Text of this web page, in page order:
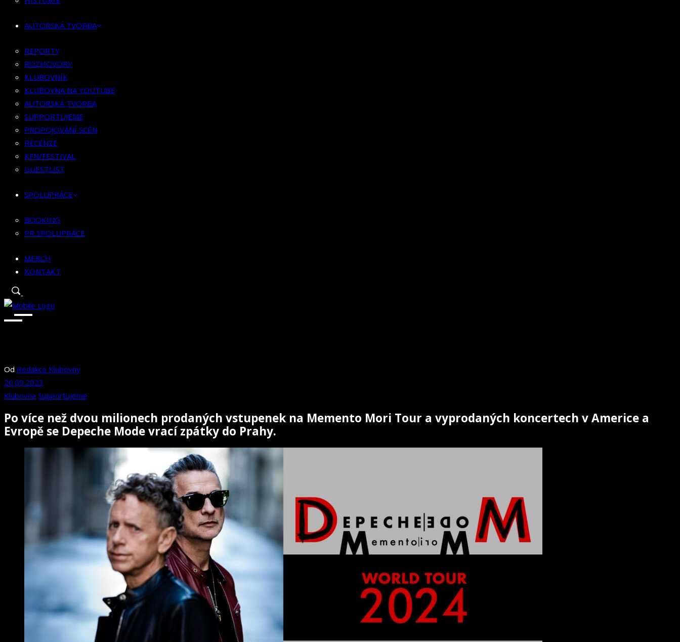
KLUBOVNA NA YOUTUBE
SUPPORTUJEME
PROPOJOVÁNÍ SCÉN
RECENZE
KFN/FESTIVAL
GUESTLIST
SPOLUPRÁCE
BOOKING
PR SPOLUPRÁCE
MERCH
AUTORSKÁ TVORBA
REPORTY
ROZHOVORY
KLUBOVNÍK
KLUBOVNA NA YOUTUBE
AUTORSKÁ TVORBA
SUPPORTUJEME
PROPOJOVÁNÍ SCÉN
RECENZE
KFN/FESTIVAL
GUESTLIST
SPOLUPRÁCE
BOOKING
PR SPOLUPRÁCE
MERCH
KONTAKT
Od Redakce Klubovny
20.09.2023
Klubovna Supportujeme
Po více než dvou milionech prodaných vstupenek na Memento Mori Tour a vyprodaných koncertech v Americe a
Evropě se Depeche Mode vrací zpátky do Prahy.